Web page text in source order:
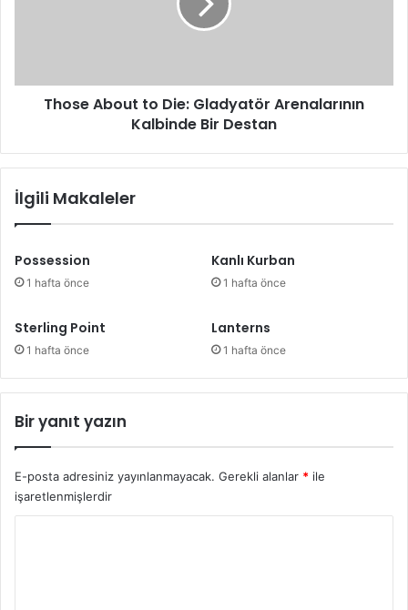
Destan
Those About to Die: Gladyatör Arenalarının
Kalbinde Bir Destan
İlgili Makaleler
Possession
1 hafta önce
Kanlı Kurban
1 hafta önce
Sterling Point
1 hafta önce
Lanterns
1 hafta önce
Bir yanıt yazın
E-posta adresiniz yayınlanmayacak. Gerekli alanlar * ile
işaretlenmişlerdir